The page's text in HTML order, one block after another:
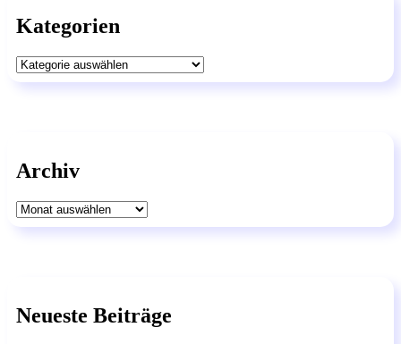
Kategorien
Kategorien
Archiv
Archiv
Neueste Beiträge